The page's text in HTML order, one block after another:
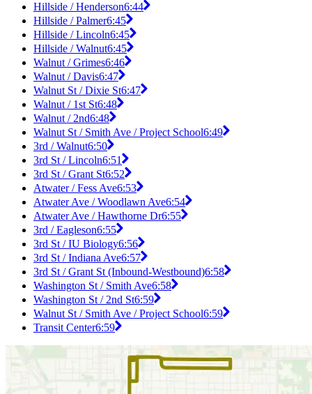
Hillside / Henderson6:44
Hillside / Palmer6:45
Hillside / Lincoln6:45
Hillside / Walnut6:45
Walnut / Grimes6:46
Walnut / Davis6:47
Walnut St / Dixie St6:47
Walnut / 1st St6:48
Walnut / 2nd6:48
Walnut St / Smith Ave / Project School6:49
3rd / Walnut6:50
3rd St / Lincoln6:51
3rd St / Grant St6:52
Atwater / Fess Ave6:53
Atwater Ave / Woodlawn Ave6:54
Atwater Ave / Hawthorne Dr6:55
3rd / Eagleson6:55
3rd St / IU Biology6:56
3rd St / Indiana Ave6:57
3rd St / Grant St (Inbound-Westbound)6:58
Washington St / Smith Ave6:58
Washington St / 2nd St6:59
Walnut St / Smith Ave / Project School6:59
Transit Center6:59